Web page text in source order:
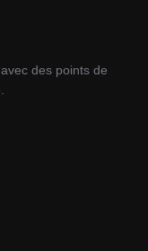
des points de